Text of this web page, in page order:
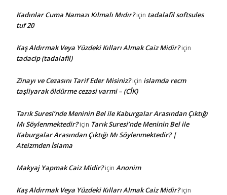
Kadınlar Cuma Namazı Kılmalı Mıdır?için tadalafil softsules
tuf 20
Kaş Aldırmak Veya Yüzdeki Kılları Almak Caiz Midir?için
tadacip (tadalafil)
Zinayı ve Cezasını Tarif Eder Misiniz?için islamda recm
taşliyarak öldürme cezasi varmi – (CÎK)
Tarık Suresi’nde Meninin Bel ile Kaburgalar Arasından Çıktığı
Mı Söylenmektedir?için Tarık Suresi’nde Meninin Bel ile
Kaburgalar Arasından Çıktığı Mı Söylenmektedir? |
Ateizmden İslama
Makyaj Yapmak Caiz Midir?için Anonim
Kaş Aldırmak Veya Yüzdeki Kılları Almak Caiz Midir?için